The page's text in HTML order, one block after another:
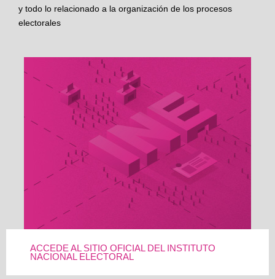
y todo lo relacionado a la organización de los procesos
electorales
ACCEDE AL SITIO OFICIAL DEL INSTITUTO
NACIONAL ELECTORAL